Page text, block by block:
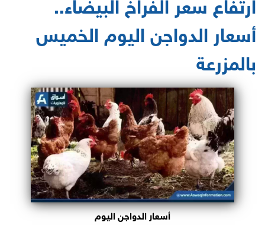
أسعار الدواجن اليوم الخميس
بالمزرعة
أسعار الدواجن اليوم